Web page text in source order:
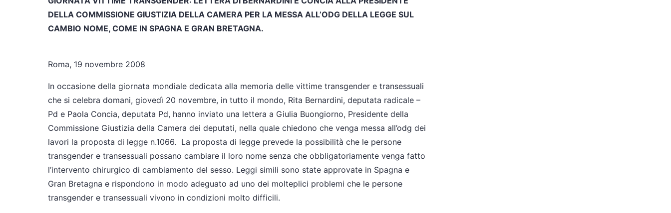
DELLA COMMISSIONE GIUSTIZIA DELLA CAMERA PER LA MESSA ALL’ODG DELLA LEGGE SUL
CAMBIO NOME, COME IN SPAGNA E GRAN BRETAGNA.
Roma, 19 novembre 2008
In occasione della giornata mondiale dedicata alla memoria delle vittime transgender e transessuali
che si celebra domani, giovedì 20 novembre, in tutto il mondo, Rita Bernardini, deputata radicale –
Pd e Paola Concia, deputata Pd, hanno inviato una lettera a Giulia Buongiorno, Presidente della
Commissione Giustizia della Camera dei deputati, nella quale chiedono che venga messa all’odg dei
lavori la proposta di legge n.1066. La proposta di legge prevede la possibilità che le persone
transgender e transessuali possano cambiare il loro nome senza che obbligatoriamente venga fatto
l’intervento chirurgico di cambiamento del sesso. Leggi simili sono state approvate in Spagna e
Gran Bretagna e rispondono in modo adeguato ad uno dei molteplici problemi che le persone
transgender e transessuali vivono in condizioni molto difficili.